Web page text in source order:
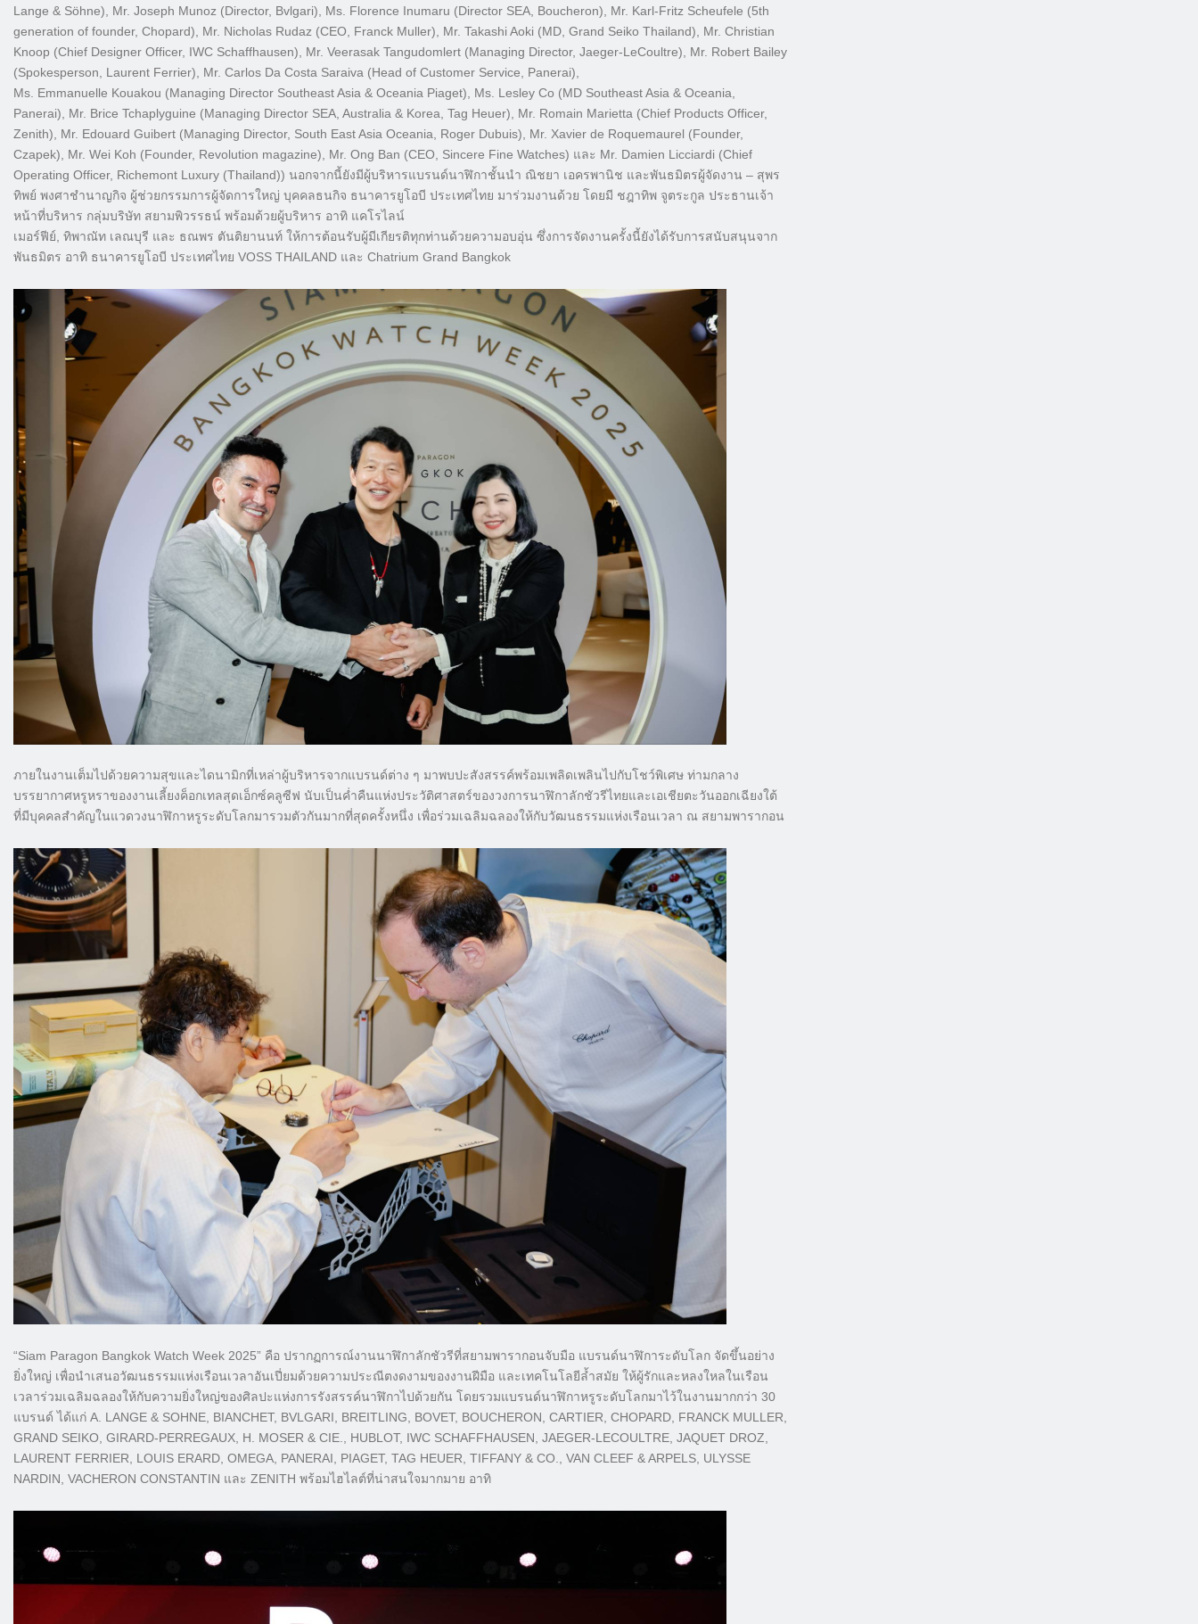
Lange & Söhne), Mr. Joseph Munoz (Director, Bvlgari), Ms. Florence Inumaru (Director SEA, Boucheron), Mr. Karl-Fritz Scheufele (5th
generation of founder, Chopard), Mr. Nicholas Rudaz (CEO, Franck Muller), Mr. Takashi Aoki (MD, Grand Seiko Thailand), Mr. Christian
Knoop (Chief Designer Officer, IWC Schaffhausen), Mr. Veerasak Tangudomlert (Managing Director, Jaeger-LeCoultre), Mr. Robert Bailey
(Spokesperson, Laurent Ferrier), Mr. Carlos Da Costa Saraiva (Head of Customer Service, Panerai),
Ms. Emmanuelle Kouakou (Managing Director Southeast Asia & Oceania Piaget), Ms. Lesley Co (MD Southeast Asia & Oceania,
Panerai), Mr. Brice Tchaplyguine (Managing Director SEA, Australia & Korea, Tag Heuer), Mr. Romain Marietta (Chief Products Officer,
Zenith), Mr. Edouard Guibert (Managing Director, South East Asia Oceania, Roger Dubuis), Mr. Xavier de Roquemaurel (Founder,
Czapek), Mr. Wei Koh (Founder, Revolution magazine), Mr. Ong Ban (CEO, Sincere Fine Watches) และ Mr. Damien Licciardi (Chief
Operating Officer, Richemont Luxury (Thailand)) นอกจากนี้ยังมีผู้บริหารแบรนด์นาฬิกาชั้นนำ ณิชยา เอครพานิช และพันธมิตรผู้จัดงาน – สุพร
ทิพย์ พงศาชำนาญกิจ ผู้ช่วยกรรมการผู้จัดการใหญ่ บุคคลธนกิจ ธนาคารยูโอบี ประเทศไทย มาร่วมงานด้วย โดยมี ชฎาทิพ จูตระกูล ประธานเจ้า
หน้าที่บริหาร กลุ่มบริษัท สยามพิวรรธน์ พร้อมด้วยผู้บริหาร อาทิ แคโรไลน์
เมอร์ฟีย์, ทิพาณัท เลณบุรี และ ธณพร ตันติยานนท์ ให้การต้อนรับผู้มีเกียรติทุกท่านด้วยความอบอุ่น ซึ่งการจัดงานครั้งนี้ยังได้รับการสนับสนุนจาก
พันธมิตร อาทิ ธนาคารยูโอบี ประเทศไทย VOSS THAILAND และ Chatrium Grand Bangkok
ภายในงานเต็มไปด้วยความสุขและไดนามิกที่เหล่าผู้บริหารจากแบรนด์ต่าง ๆ มาพบปะสังสรรค์พร้อมเพลิดเพลินไปกับโชว์พิเศษ ท่ามกลาง
บรรยากาศหรูหราของงานเลี้ยงค็อกเทลสุดเอ็กซ์คลูซีฟ นับเป็นค่ำคืนแห่งประวัติศาสตร์ของวงการนาฬิกาลักชัวรีไทยและเอเชียตะวันออกเฉียงใต้
ที่มีบุคคลสำคัญในแวดวงนาฬิกาหรูระดับโลกมารวมตัวกันมากที่สุดครั้งหนึ่ง เพื่อร่วมเฉลิมฉลองให้กับวัฒนธรรมแห่งเรือนเวลา ณ สยามพารากอน
“Siam Paragon Bangkok Watch Week 2025” คือ ปรากฏการณ์งานนาฬิกาลักชัวรีที่สยามพารากอนจับมือ แบรนด์นาฬิการะดับโลก จัดขึ้นอย่าง
ยิ่งใหญ่ เพื่อนำเสนอวัฒนธรรมแห่งเรือนเวลาอันเปี่ยมด้วยความประณีตงดงามของงานฝีมือ และเทคโนโลยีล้ำสมัย ให้ผู้รักและหลงใหลในเรือน
เวลาร่วมเฉลิมฉลองให้กับความยิ่งใหญ่ของศิลปะแห่งการรังสรรค์นาฬิกาไปด้วยกัน โดยรวมแบรนด์นาฬิกาหรูระดับโลกมาไว้ในงานมากกว่า 30
แบรนด์ ได้แก่ A. LANGE & SOHNE, BIANCHET, BVLGARI, BREITLING, BOVET, BOUCHERON, CARTIER, CHOPARD, FRANCK MULLER,
GRAND SEIKO, GIRARD-PERREGAUX, H. MOSER & CIE., HUBLOT, IWC SCHAFFHAUSEN, JAEGER-LECOULTRE, JAQUET DROZ,
LAURENT FERRIER, LOUIS ERARD, OMEGA, PANERAI, PIAGET, TAG HEUER, TIFFANY & CO., VAN CLEEF & ARPELS, ULYSSE
NARDIN, VACHERON CONSTANTIN และ ZENITH พร้อมไฮไลต์ที่น่าสนใจมากมาย อาทิ